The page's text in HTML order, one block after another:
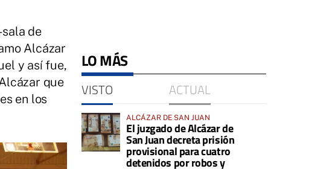
de
Alcázar
y así fue,
que
en los
LO MÁS
VISTO ACTUAL
ALCÁZAR DE SAN JUAN
El juzgado de Alcázar de
San Juan decreta prisión
provisional para cuatro
detenidos por robos y